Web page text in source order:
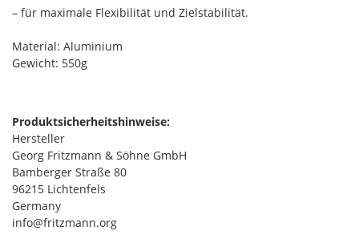
– für maximale Flexibilität und Zielstabilität.
Material: Aluminium
Gewicht: 550g
Produktsicherheitshinweise:
Hersteller
Georg Fritzmann & Söhne GmbH
Bamberger Straße 80
96215 Lichtenfels
Germany
info@fritzmann.org